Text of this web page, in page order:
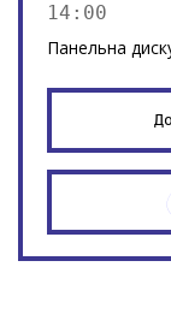
14:00
Панельна